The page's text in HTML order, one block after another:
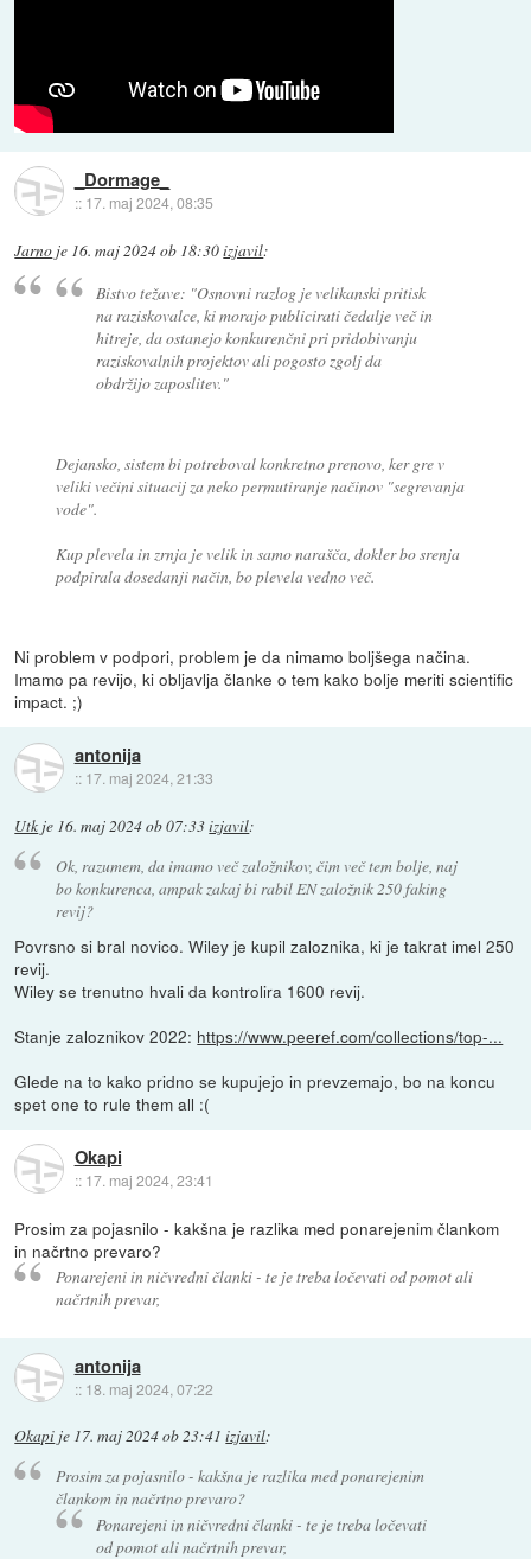
_Dormage_
:: 17. maj 2024, 08:35
Jarno je 16. maj 2024 ob 18:30izjavil:
Bistvo težave: "Osnovni razlog je velikanski pritisk
na raziskovalce, ki morajo publicirati čedalje več in
hitreje, da ostanejo konkurenčni pri pridobivanju
raziskovalnih projektov ali pogosto zgolj da
obdržijo zaposlitev."
Dejansko, sistem bi potreboval konkretno prenovo, ker gre v
veliki večini situacij za neko permutiranje načinov "segrevanja
vode".
Kup plevela in zrnja je velik in samo narašča, dokler bo srenja
podpirala dosedanji način, bo plevela vedno več.
Ni problem v podpori, problem je da nimamo boljšega načina.
Imamo pa revijo, ki obljavlja članke o tem kako bolje meriti scientific
impact. ;)
antonija
:: 17. maj 2024, 21:33
Utk je 16. maj 2024 ob 07:33izjavil:
Ok, razumem, da imamo več založnikov, čim več tem bolje, naj
bo konkurenca, ampak zakaj bi rabil EN založnik 250 faking
revij?
Povrsno si bral novico. Wiley je kupil zaloznika, ki je takrat imel 250
revij.
Wiley se trenutno hvali da kontrolira 1600 revij.
Stanje zaloznikov 2022: https://www.peeref.com/collections/top-...
Glede na to kako pridno se kupujejo in prevzemajo, bo na koncu
spet one to rule them all :(
Okapi
:: 17. maj 2024, 23:41
Prosim za pojasnilo - kakšna je razlika med ponarejenim člankom
in načrtno prevaro?
Ponarejeni in ničvredni članki - te je treba ločevati od pomot ali
načrtnih prevar,
antonija
:: 18. maj 2024, 07:22
Okapi je 17. maj 2024 ob 23:41 izjavil:
Prosim za pojasnilo - kakšna je razlika med ponarejenim
člankom in načrtno prevaro?
Ponarejeni in ničvredni članki - te je treba ločevati
od pomot ali načrtnih prevar,